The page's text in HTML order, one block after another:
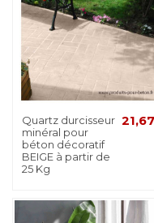
Quartz durcisseur
minéral pour
béton décoratif
BEIGE à partir de
25 Kg